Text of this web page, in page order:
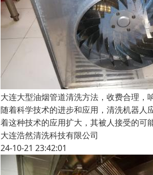
大连大型油烟管道清洗方法，收费合理，
随着科学技术的进步和应用，清洗机器人
着这种技术的应用扩大，其被人接受的可
大连浩然清洗科技有限公司
24-10-21 23:42:01